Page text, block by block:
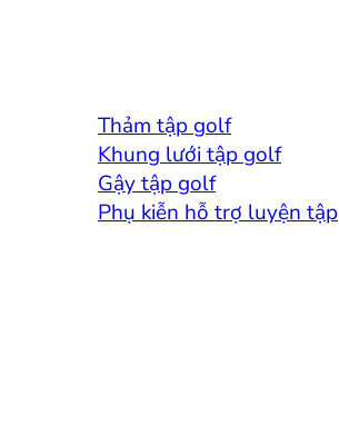
Thảm tập golf
Khung lưới tập golf
Gậy tập golf
Phụ kiễn hỗ trợ luyện tập